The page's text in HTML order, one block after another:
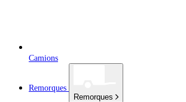
Camions
Remorques
Remorques